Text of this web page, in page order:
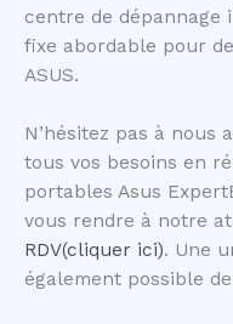
centre de dépannage
fixe abordable pour
ASUS.
N’hésitez pas à
tous vos besoins en
portables Asus
vous rendre à notre
RDV(cliquer ici). Une
également possible